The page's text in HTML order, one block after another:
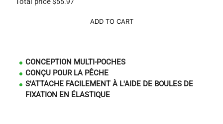
$55.97
ADD TO CART
CONCEPTION MULTI-POCHES
CONÇU POUR LA PÊCHE
S'ATTACHE FACILEMENT À L'AIDE DE BOULES DE
FIXATION EN ÉLASTIQUE